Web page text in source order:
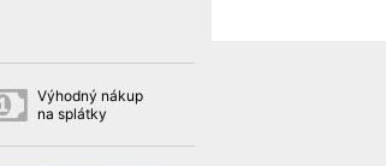
Výhodný nákup
na splátky